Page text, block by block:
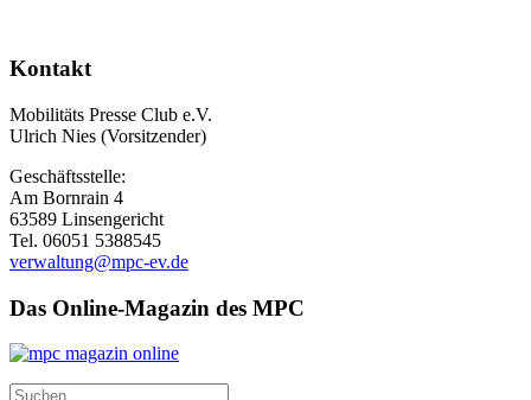
Kontakt
Mobilitäts Presse Club e.V.
Ulrich Nies (Vorsitzender)
Geschäftsstelle:
Am Bornrain 4
63589 Linsengericht
Tel. 06051 5388545
verwaltung@mpc-ev.de
Das Online-Magazin des MPC